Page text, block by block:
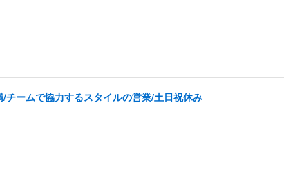
チームで協力するスタイルの営業/土日祝休み